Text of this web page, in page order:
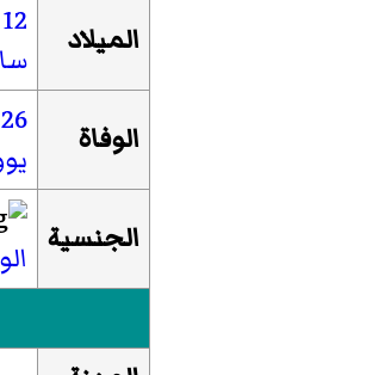
الميلاد
12 مارس
الوفاة
26 يناير
الجنسية